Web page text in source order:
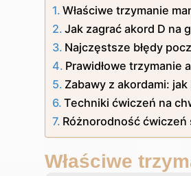
Właściwe trzymanie
Jak zagrać akord D na
Najczęstsze błędy
Prawidłowe trzymanie
Zabawy z akordami:
Techniki ćwiczeń na
Różnorodność
Właściwe